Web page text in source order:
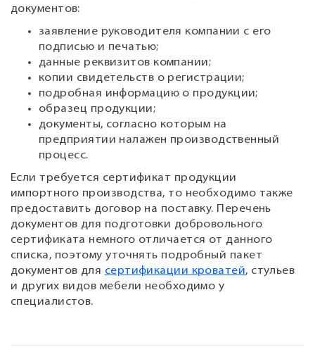
документов:
заявление руководителя компании с его
подписью и печатью;
данные реквизитов компании;
копии свидетельств о регистрации;
подробная информацию о продукции;
образец продукции;
документы, согласно которым на
предприятии налажен производственный
процесс.
Если требуется сертификат продукции
импортного производства, то необходимо также
предоставить договор на поставку. Перечень
документов для подготовки добровольного
сертификата немного отличается от данного
списка, поэтому уточнять подробный пакет
документов для сертификации кроватей, стульев
и других видов мебели необходимо у
специалистов.